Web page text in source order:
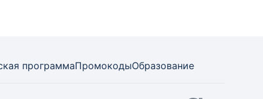
программаПромокодыОбразование